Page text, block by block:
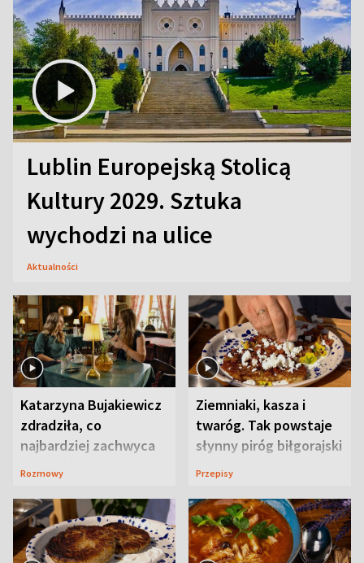
Lublin Europejską Stolicą
Kultury 2029. Sztuka
wychodzi na ulice
Aktualności
Katarzyna Bujakiewicz
zdradziła, co
najbardziej zachwyca
ją w Lublinie
Rozmowy
Ziemniaki, kasza i
twaróg. Tak powstaje
słynny piróg biłgorajski
Przepisy